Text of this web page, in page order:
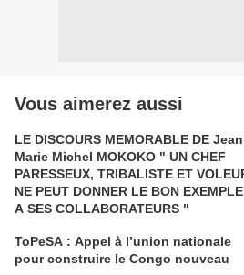
Vous aimerez aussi
LE DISCOURS MEMORABLE DE Jean
Marie Michel MOKOKO " UN CHEF
PARESSEUX, TRIBALISTE ET VOLEUR
NE PEUT DONNER LE BON EXEMPLE
A SES COLLABORATEURS "
ToPeSA : Appel à l’union nationale
pour construire le Congo nouveau